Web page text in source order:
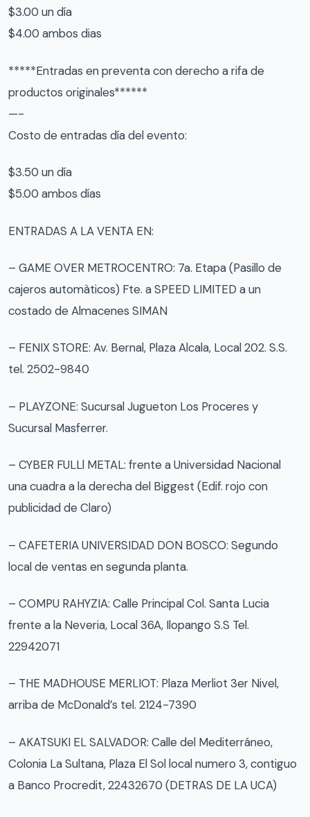
$3.00 un día
$4.00 ambos dias
*****Entradas en preventa con derecho a rifa de
productos originales******
—-
Costo de entradas día del evento:
$3.50 un día
$5.00 ambos días
ENTRADAS A LA VENTA EN:
– GAME OVER METROCENTRO: 7a. Etapa (Pasillo de
cajeros automàticos) Fte. a SPEED LIMITED a un
costado de Almacenes SIMAN
– FENIX STORE: Av. Bernal, Plaza Alcala, Local 202. S.S.
tel. 2502-9840
– PLAYZONE: Sucursal Jugueton Los Proceres y
Sucursal Masferrer.
– CYBER FULLl METAL: frente a Universidad Nacional
una cuadra a la derecha del Biggest (Edif. rojo con
publicidad de Claro)
– CAFETERIA UNIVERSIDAD DON BOSCO: Segundo
local de ventas en segunda planta.
– COMPU RAHYZIA: Calle Principal Col. Santa Lucia
frente a la Neveria, Local 36A, Ilopango S.S Tel.
22942071
– THE MADHOUSE MERLIOT: Plaza Merliot 3er Nivel,
arriba de McDonald’s tel. 2124-7390
– AKATSUKI EL SALVADOR: Calle del Mediterráneo,
Colonia La Sultana, Plaza El Sol local numero 3, contiguo
a Banco Procredit, 22432670 (DETRAS DE LA UCA)